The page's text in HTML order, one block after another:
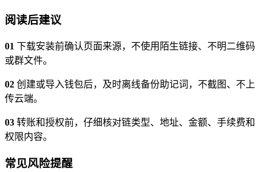
阅读后建议
01 下载安装前确认页面来源，不使用陌生链接、不明二维码
或群文件。
02 创建或导入钱包后，及时离线备份助记词，不截图、不上
传云端。
03 转账和授权前，仔细核对链类型、地址、金额、手续费和
权限内容。
常见风险提醒